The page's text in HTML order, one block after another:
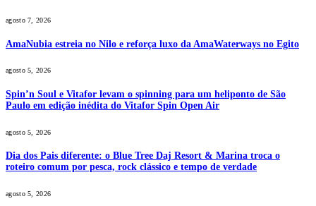
agosto 7, 2026
AmaNubia estreia no Nilo e reforça luxo da AmaWaterways no Egito
agosto 5, 2026
Spin’n Soul e Vitafor levam o spinning para um heliponto de São
Paulo em edição inédita do Vitafor Spin Open Air
agosto 5, 2026
Dia dos Pais diferente: o Blue Tree Daj Resort & Marina troca o
roteiro comum por pesca, rock clássico e tempo de verdade
agosto 5, 2026